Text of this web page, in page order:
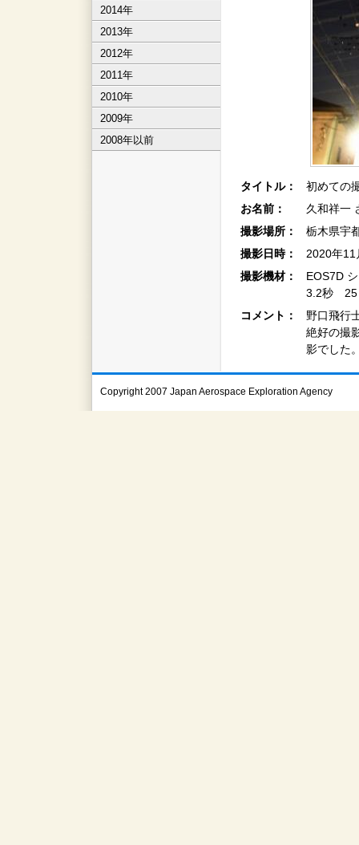
2014年
2013年
2012年
2011年
2010年
2009年
2008年以前
タイトル：
初めての
お名前：
久和祥一
撮影場所：
栃木県宇
撮影日時：
2020年
撮影機材：
EOS7D
3.2秒 25
コメント：
野口飛行
絶好の撮
影でした
Copyright 2007 Japan Aerospace Exploration Agency